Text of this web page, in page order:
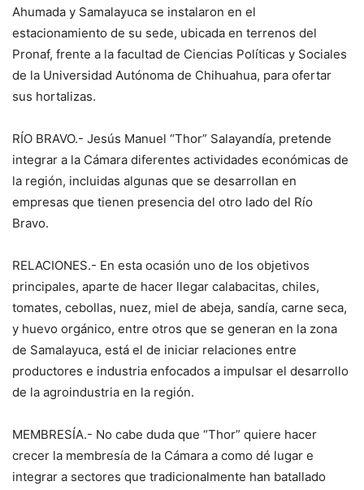
Ahumada y Samalayuca se instalaron en el
estacionamiento de su sede, ubicada en terrenos del
Pronaf, frente a la facultad de Ciencias Políticas y Sociales
de la Universidad Autónoma de Chihuahua, para ofertar
sus hortalizas.
RÍO BRAVO.- Jesús Manuel “Thor” Salayandía, pretende
integrar a la Cámara diferentes actividades económicas de
la región, incluidas algunas que se desarrollan en
empresas que tienen presencia del otro lado del Río
Bravo.
RELACIONES.- En esta ocasión uno de los objetivos
principales, aparte de hacer llegar calabacitas, chiles,
tomates, cebollas, nuez, miel de abeja, sandía, carne seca,
y huevo orgánico, entre otros que se generan en la zona
de Samalayuca, está el de iniciar relaciones entre
productores e industria enfocados a impulsar el desarrollo
de la agroindustria en la región.
MEMBRESÍA.- No cabe duda que “Thor” quiere hacer
crecer la membresía de la Cámara a como dé lugar e
integrar a sectores que tradicionalmente han batallado